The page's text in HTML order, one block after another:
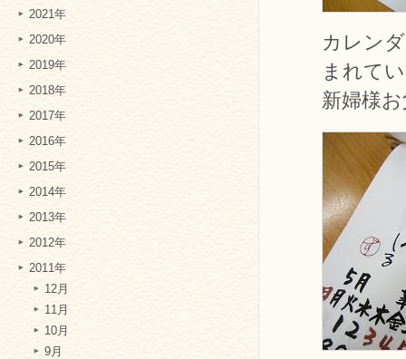
2021年
2020年
2019年
2018年
2017年
2016年
2015年
2014年
2013年
2012年
2011年
12月
11月
10月
9月
カレン
まれて
新婦様